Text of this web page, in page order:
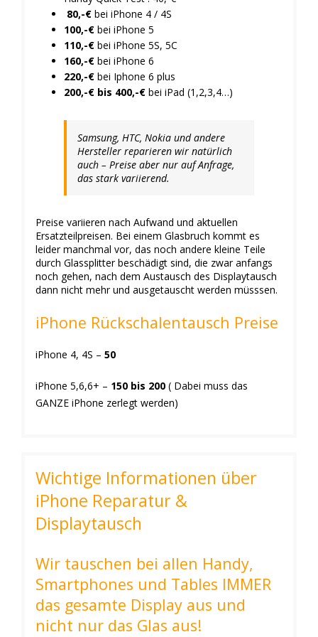
80,-€ bei iPhone 4 / 4S
100,-€ bei iPhone 5
110,-€ bei iPhone 5S, 5C
160,-€ bei iPhone 6
220,-€ bei Iphone 6 plus
200,-€ bis 400,-€ bei iPad (1,2,3,4…)
Samsung, HTC, Nokia und andere
Hersteller reparieren wir natürlich
auch – Preise aber nur auf Anfrage,
das stark variierend.
Preise variieren nach Aufwand und aktuellen
Ersatzteilpreisen. Bei einem Glasbruch kommt es
leider manchmal vor, das noch andere kleine Teile
durch Glassplitter beschädigt sind, die zwar anfangs
noch gehen, nach dem Austausch des Displaytausch
dann nicht mehr und ausgetauscht werden müsssen.
iPhone Rückschalentausch Preise
iPhone 4, 4S – 50
iPhone 5,6,6+ – 150 bis 200 ( Dabei muss das
GANZE iPhone zerlegt werden)
Wichtige Informationen über
iPhone Reparatur &
Displaytausch
Wir tauschen bei allen Handy,
Smartphones und Tables IMMER
das gesamte Display aus und
nicht nur das Glas aus!